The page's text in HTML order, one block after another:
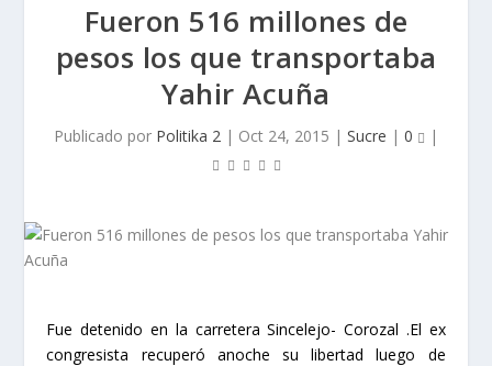
Fueron 516 millones de
pesos los que transportaba
Yahir Acuña
Publicado por Politika 2 | Oct 24, 2015 | Sucre | 0 |
Fue detenido en la carretera Sincelejo- Corozal .El ex
congresista recuperó anoche su libertad luego de